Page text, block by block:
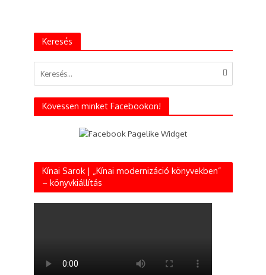
Keresés
Kövessen minket Facebookon!
Kínai Sarok | „Kínai modernizáció könyvekben”
– könyvkiállítás